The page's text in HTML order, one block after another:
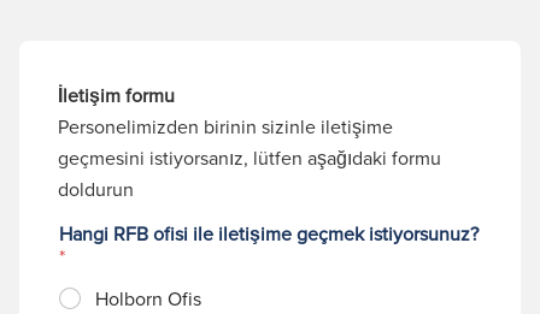
İletişim formu
Personelimizden birinin sizinle iletişime
geçmesini istiyorsanız, lütfen aşağıdaki formu
doldurun
Hangi RFB ofisi ile iletişime geçmek istiyorsunuz?
*
Holborn Ofis